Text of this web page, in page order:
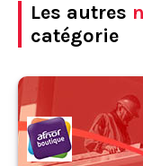
Les autres
catégorie